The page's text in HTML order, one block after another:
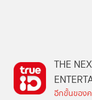
THE
อีกขั้นของ